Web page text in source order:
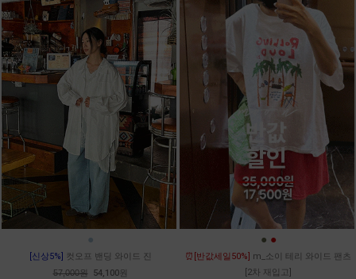
●
[신상5%] 컷오프 밴딩 와이드 진
57,000원 54,100원
● ●
⏰[반값세일50%] m_소이 테리 와이드 팬츠
[2차 재입고]